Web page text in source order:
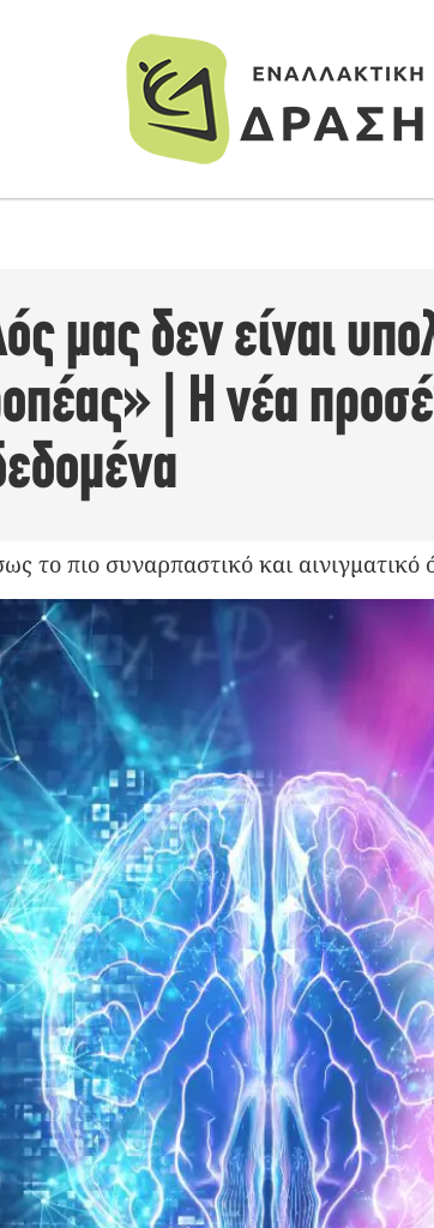
μας δεν είναι
| Η νέα
το πιο συναρπαστικό και